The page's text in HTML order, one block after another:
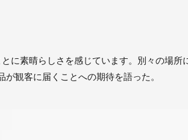
に素晴らしさを感じています。別々の場
観客に届くことへの期待を語った。